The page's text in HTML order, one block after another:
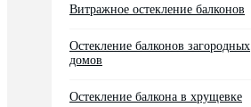
Витражное остекление балконов
Остекление балконов загородных
домов
Остекление балкона в хрущевке